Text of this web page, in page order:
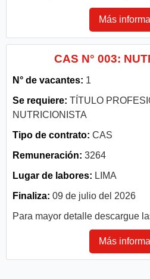
Más
CAS N° 003:
N° de vacantes: 1
Se requiere: TÍTULO
NUTRICIONISTA
Tipo de contrato: CAS
Remuneración: 3264
Lugar de labores: LIMA
Finaliza: 09 de julio del 2026
Para mayor detalle descargue
Más